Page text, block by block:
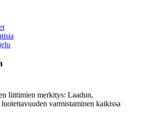
liittimien merkitys: Laadun,
varmistaminen kaikissa